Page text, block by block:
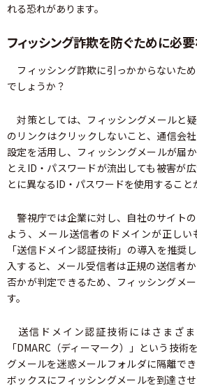
れる恐れがあります。
フィッシング詐欺を防ぐために必
フィッシング詐欺に引っかからないた
でしょうか？
対策としては、フィッシングメールと
のリンクはクリックしないこと、通信会
設定を活用し、フィッシングメールが届
とえID・パスワードが流出しても被害が
とに異なるID・パスワードを使用すること
警視庁では企業に対し、自社のサイト
よう、メール送信者のドメインが正し
「送信ドメイン認証技術」の導入を推奨
入すると、メール受信者は正規の送信者
否かが判定できるため、フィッシングメ
す。
送信ドメイン認証技術にはさまざま
「DMARC（ディーマーク）」という技術
グメールを迷惑メールフォルダに隔離で
ボックスにフィッシングメールを到達さ